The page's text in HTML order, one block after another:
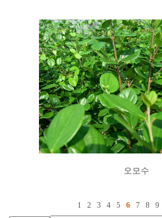
오모수
1 2 3 4 5 6 7 8 9